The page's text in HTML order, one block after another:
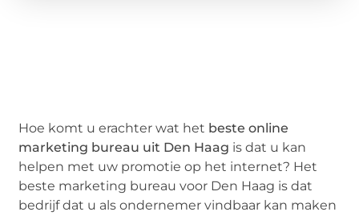
Hoe komt u erachter wat het beste online
marketing bureau uit Den Haag is dat u kan
helpen met uw promotie op het internet? Het
beste marketing bureau voor Den Haag is dat
bedrijf dat u als ondernemer vindbaar kan maken